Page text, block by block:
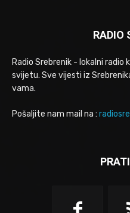
RADIO
Radio Srebrenik - lokalni radio
svijetu. Sve vijesti iz
vama.
Pošaljite nam mail na :